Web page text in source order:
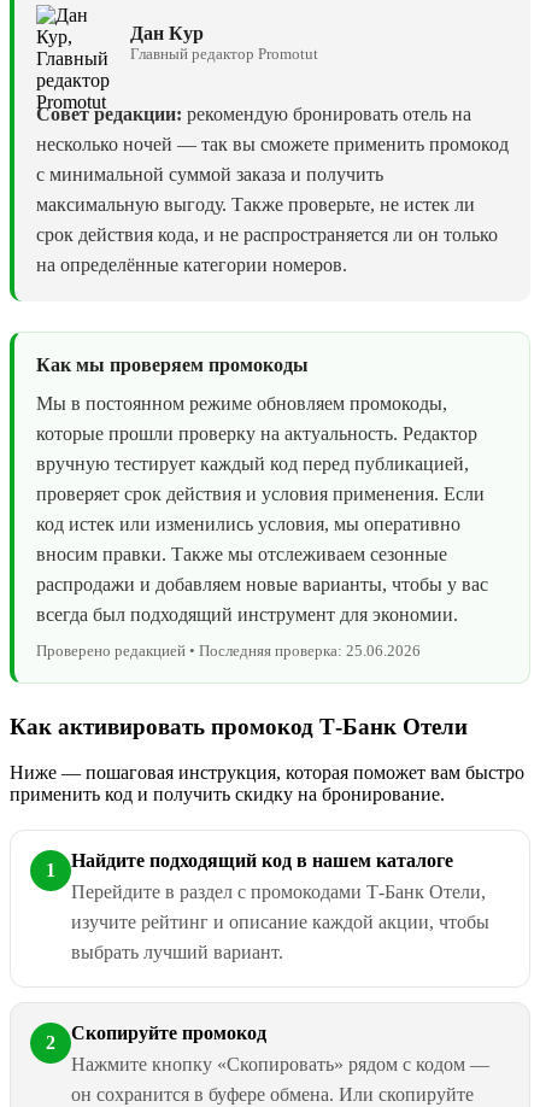
Дан Кур
Главный редактор Promotut
Совет редакции: рекомендую бронировать отель на
несколько ночей — так вы сможете применить промокод
с минимальной суммой заказа и получить
максимальную выгоду. Также проверьте, не истек ли
срок действия кода, и не распространяется ли он только
на определённые категории номеров.
Как мы проверяем промокоды
Мы в постоянном режиме обновляем промокоды,
которые прошли проверку на актуальность. Редактор
вручную тестирует каждый код перед публикацией,
проверяет срок действия и условия применения. Если
код истек или изменились условия, мы оперативно
вносим правки. Также мы отслеживаем сезонные
распродажи и добавляем новые варианты, чтобы у вас
всегда был подходящий инструмент для экономии.
Проверено редакцией • Последняя проверка: 25.06.2026
Как активировать промокод Т-Банк Отели
Ниже — пошаговая инструкция, которая поможет вам быстро
применить код и получить скидку на бронирование.
1
Найдите подходящий код в нашем каталоге
Перейдите в раздел с промокодами Т-Банк Отели,
изучите рейтинг и описание каждой акции, чтобы
выбрать лучший вариант.
2
Скопируйте промокод
Нажмите кнопку «Скопировать» рядом с кодом —
он сохранится в буфере обмена. Или скопируйте